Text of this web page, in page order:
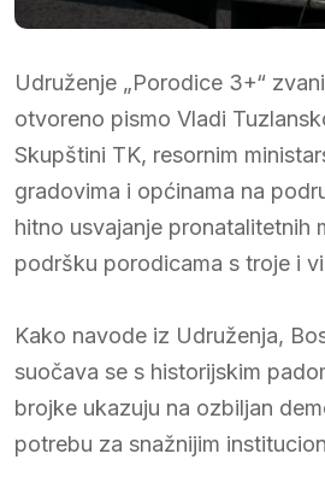
Udruženje „Porodice 3+“
otvoreno pismo Vladi
Skupštini TK, resornim
gradovima i općinama na
hitno usvajanje pronatalitetnih
podršku porodicama s troje i
Kako navode iz Udruženja,
suočava se s historijskim
brojke ukazuju na ozbiljan
potrebu za snažnijim